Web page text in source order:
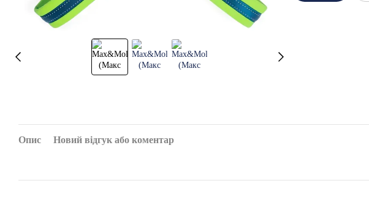
Опис Новий відгук або коментар